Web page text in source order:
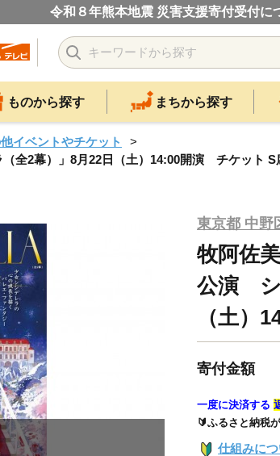
令和８年熊本地震 災害支援寄付受付に
ものから探す まちから探す
イベントやチケット
全2幕）」8月22日（土）14:00開演 チケット S
東京都 中野
牧阿佐
公演 シ
（土）
寄付金額
一度に決済する
🔰ふるさと納税
仕組みに